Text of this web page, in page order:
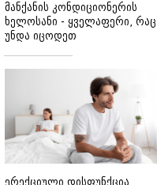
მანქანის კონდიციონერის
ხელოსანი - ყველაფერი, რაც
უნდა იცოდეთ
ერექციული დისფუნქცია